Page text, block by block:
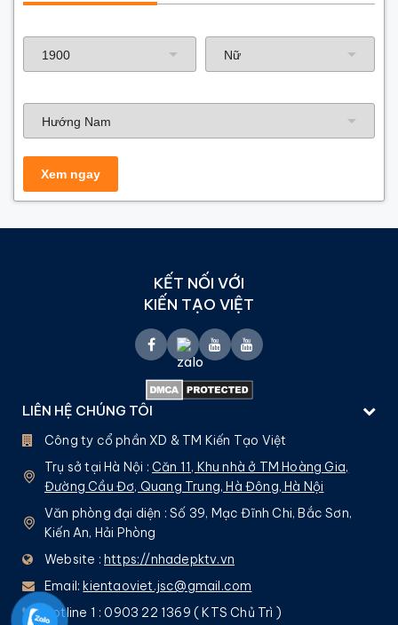
KẾT NỐI VỚI
KIẾN TẠO VIỆT
LIÊN HỆ CHÚNG TÔI
Công ty cổ phần XD & TM Kiến Tạo Việt
Trụ sở tại Hà Nội : Căn 11, Khu nhà ở TM Hoàng Gia,
Đường Cầu Đơ, Quang Trung, Hà Đông, Hà Nội
Văn phòng đại diện : Số 39, Mạc Đĩnh Chi, Bắc Sơn,
Kiến An, Hải Phòng
Website : https://nhadepktv.vn
Email:kientaoviet.jsc@gmail.com
Hotline 1 : 0903 22 1369 ( KTS Chủ Trì )